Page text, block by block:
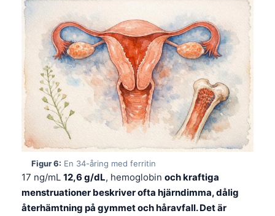
Figur 6: En 34-åring med ferritin
17 ng/mL 12,6 g/dL, hemoglobin och kraftiga
menstruationer beskriver ofta hjärndimma, dålig
återhämtning på gymmet och håravfall. Det är
Eesti
日本語
Čeština
ქართული
Русский
Lietuvių kalba
Polski
한국어
Slovenščina
Magyar